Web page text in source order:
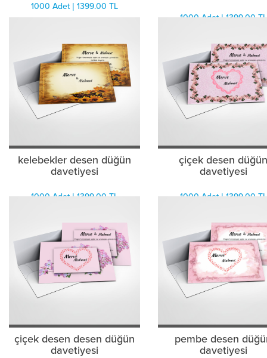
1000 Adet | 1399.00 TL
1000 Adet | 1399.00 TL
kelebekler desen düğün
davetiyesi
1000 Adet | 1399.00 TL
çiçek desen
davetiyesi
1000 Adet | 1399.00 TL
çiçek desen desen düğün
davetiyesi
pembe desen
davetiyesi